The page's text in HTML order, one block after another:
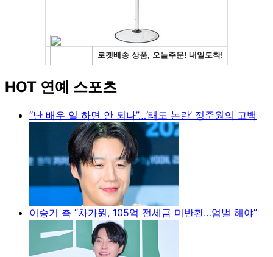
HOT 연예 스포츠
“난 배우 일 하면 안 되나”…‘태도 논란’ 정준원의 고백
이승기 측 “차가원, 105억 전세금 미반환…엄벌 해야”